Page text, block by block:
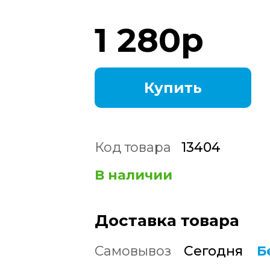
1 280р
Купить
Код товара
13404
В наличии
Доставка товара
Самовывоз Сегодня